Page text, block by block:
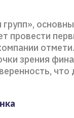
провести
зрения